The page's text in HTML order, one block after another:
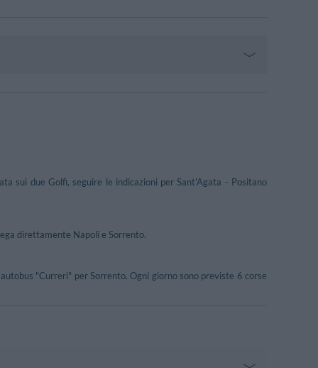
sui due Golfi, seguire le indicazioni per Sant'Agata - Positano
direttamente Napoli e Sorrento.
"Curreri" per Sorrento. Ogni giorno sono previste 6 corse